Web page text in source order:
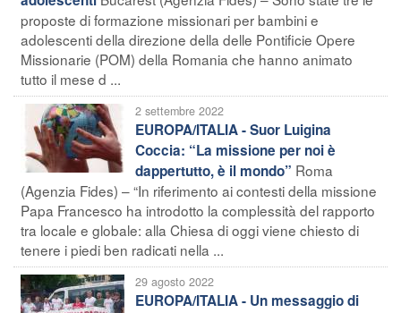
proposte di formazione missionari per bambini e
adolescenti della direzione della delle Pontificie Opere
Missionarie (POM) della Romania che hanno animato
tutto il mese d ...
2 settembre 2022
EUROPA/ITALIA - Suor Luigina
Coccia: “La missione per noi è
dappertutto, è il mondo” Roma
(Agenzia Fides) – “In riferimento ai contesti della missione
Papa Francesco ha introdotto la complessità del rapporto
tra locale e globale: alla Chiesa di oggi viene chiesto di
tenere i piedi ben radicati nella ...
29 agosto 2022
EUROPA/ITALIA - Un messaggio di